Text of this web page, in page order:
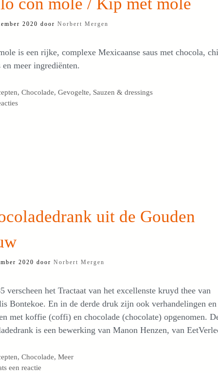
2020 door Norbert Mergen
is een rijke, complexe Mexicaanse saus met chocola,
en meer ingrediënten.
,Chocolade,Gevogelte, Sauzen & dressings
uit de Gouden
2020 door Norbert Mergen
verscheen het Tractaat van het excellenste kruyd thee van
Bontekoe. En in de derde druk zijn ook verhandelingen en
met koffie (coffi) en chocolade (chocolate) opgenomen.
is een bewerking van Manon Henzen, van
,Chocolade,Meer
een reactie